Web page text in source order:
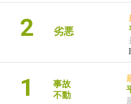
2 劣悪
1
事故
不動